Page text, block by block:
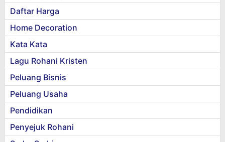
Daftar Harga
Home Decoration
Kata Kata
Lagu Rohani Kristen
Peluang Bisnis
Peluang Usaha
Pendidikan
Penyejuk Rohani